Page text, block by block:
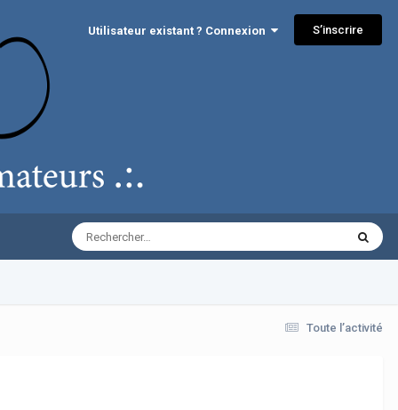
Utilisateur existant ? Connexion S’inscrire
Toute l’activité